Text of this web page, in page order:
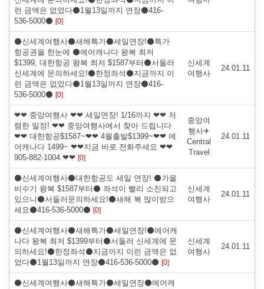
런 금액은 없었다⚫1월13일까지 연장⚫416-
536-5000⚫ [0]
⚫신세계여행사⚫새해특가⚫세일연장!⚫특가
항공권을 한눈에 ⚫에어캐나다 왕복 최저
$1399, 대한항공 왕복 최저 $1587부터⚫서둘러
신세계에 문의하세요!⚫한정좌석⚫지금까지 이
런 금액은 없었다⚫1월13일까지 연장⚫416-
536-5000⚫ [0]
신세계
여행사
24.01.11
❤❤ 중앙여행사 ❤❤ 세일연장! 1/16까지 ❤❤ 저
렴한 일정! ❤❤ 중앙여행사에서 찾아 드립니다
❤❤ 대한항공$1587~❤❤ 4월출발$1399~❤❤ 에
어캐나다 1499~ ❤❤지금 바로 전화주세요 ❤❤
905-882-1004 ❤❤ [0]
중앙여
행사✈
Central
Travel
24.01.11
⚫신세계여행사⚫대한항공도 세일 연장! ⚫가을
비수기 왕복 $1587부터⚫ 좌석이 빨리 소진되고
있으니⚫서둘러문의하세요!⚫새해 복 많이받으
세요⚫416-536-5000⚫ [0]
신세계
여행사
24.01.11
⚫신세계여행사⚫새해특가⚫세일연장!⚫에어캐
나다 왕복 최저 $1399부터⚫서둘러 신세계에 문
의하세요!⚫한정좌석⚫지금까지 이런 금액은 없
었다⚫1월13일까지 연장⚫416-536-5000⚫ [0]
신세계
여행사
24.01.11
⚫신세계여행사⚫새해특가⚫세일연장⚫에어캐